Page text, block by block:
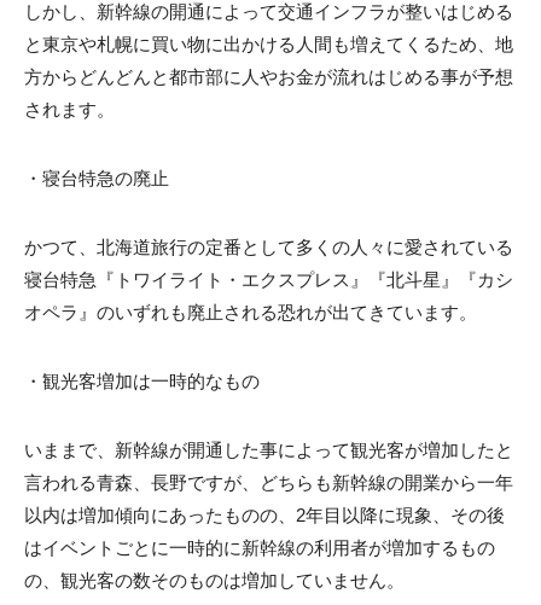
しかし、新幹線の開通によって交通インフラが整いはじめる
と東京や札幌に買い物に出かける人間も増えてくるため、地
方からどんどんと都市部に人やお金が流れはじめる事が予想
されます。
・寝台特急の廃止
かつて、北海道旅行の定番として多くの人々に愛されている
寝台特急『トワイライト・エクスプレス』『北斗星』『カシ
オペラ』のいずれも廃止される恐れが出てきています。
・観光客増加は一時的なもの
いままで、新幹線が開通した事によって観光客が増加したと
言われる青森、長野ですが、どちらも新幹線の開業から一年
以内は増加傾向にあったものの、2年目以降に現象、その後
はイベントごとに一時的に新幹線の利用者が増加するもの
の、観光客の数そのものは増加していません。